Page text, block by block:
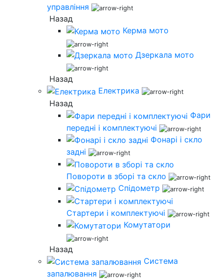
управління
Назад
Керма мото
Дзеркала мото
Назад
Електрика
Назад
Фари
передні і комплектуючі
Фонарі і скло
задні
Повороти в зборі та скло
Спідометр
Стартери і комплектуючі
Комутатори
Назад
Система
запалювання